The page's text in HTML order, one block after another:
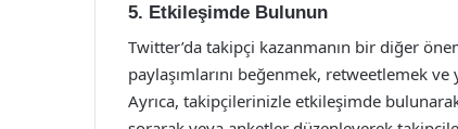
5. Etkileşimde Bulunun
Twitter’da takipçi kazanmanın bir diğer
paylaşımlarını beğenmek, retweetlemek
Ayrıca, takipçilerinizle etkileşimde